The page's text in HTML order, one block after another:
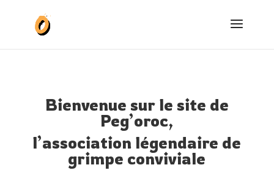
Bienvenue sur le site de
Peg’oroc,
l’association légendaire de
grimpe conviviale